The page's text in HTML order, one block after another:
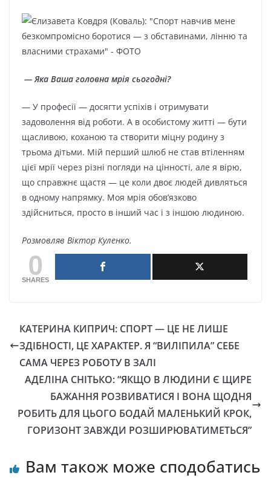
— Яка Ваша головна мрія сьогодні?
— У професії — досягти успіхів і отримувати
задоволення від роботи. А в особистому житті — бути
щасливою, коханою та створити міцну родину з
трьома дітьми. Мій перший шлюб не став втіленням
цієї мрії через різні погляди на цінності, але я вірю,
що справжнє щастя — це коли двоє людей дивляться
в одному напрямку. Моя мрія обов’язково
здійсниться, просто в інший час і з іншою людиною.
Розмовляв Віктор Куленко.
0
SHARES
КАТЕРИНА КИПРИЧ: СПОРТ — ЦЕ НЕ ЛИШЕ
ЗДІБНОСТІ, ЦЕ ХАРАКТЕР. Я “ВИЛІПИЛА” СЕБЕ
САМА ЧЕРЕЗ РОБОТУ В ЗАЛІ
АДЕЛІНА СНІТЬКО: “ЯКЩО В ЛЮДИНИ Є ЩИРЕ
БАЖАННЯ РОЗВИВАТИСЯ І ВОНА ЩОДНЯ
РОБИТЬ ДЛЯ ЦЬОГО БОДАЙ МАЛЕНЬКИЙ КРОК,
ГОРИЗОНТ ЗАВЖДИ РОЗШИРЮВАТИМЕТЬСЯ”
Вам також може сподобатись